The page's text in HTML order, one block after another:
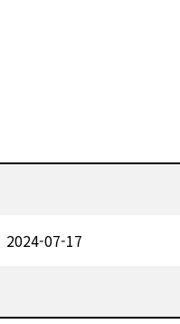
2024-07-17